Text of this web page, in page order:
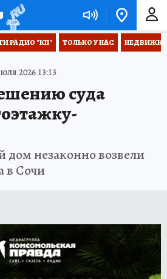
РАДИО "КП" ТОЛЬКО У НАС НЕДВИЖКА
2026 13:13
суда
незаконно возвели
в Сочи